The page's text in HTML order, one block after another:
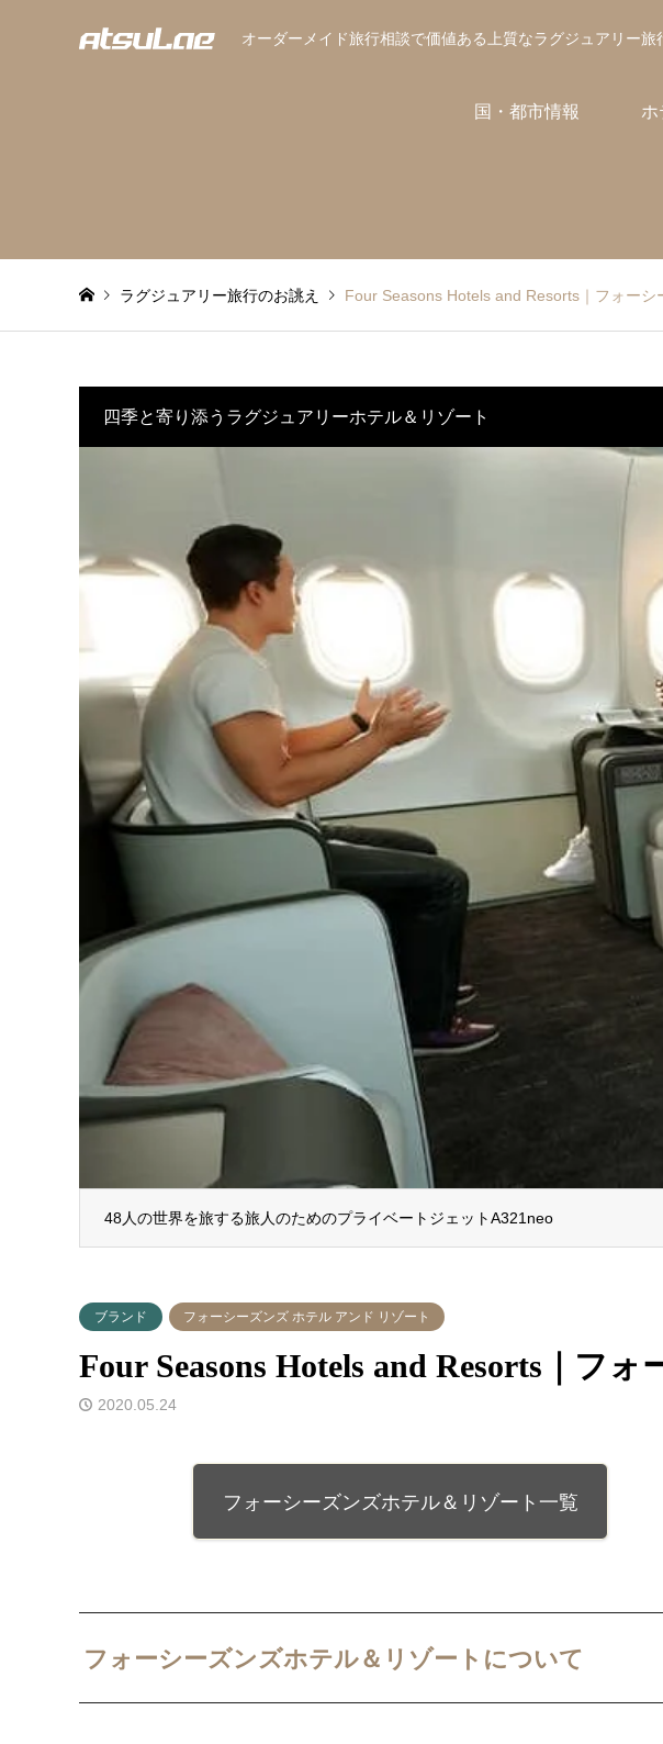
オーダーメイド旅行相談で価値ある上質なラグジュアリー旅
国・都市情報 ホ
ラグジュアリー旅行のお誂え Four Seasons Hotels and Resorts｜フォーシ
四季と寄り添うラグジュアリーホテル＆リゾート
48人の世界を旅する旅人のためのプライベートジェットA321neo
ブランド フォーシーズンズ ホテル アンド リゾート
Four Seasons Hotels and Resorts｜フ
2020.05.24
フォーシーズンズホテル＆リゾート一覧
フォーシーズンズホテル＆リゾートについて